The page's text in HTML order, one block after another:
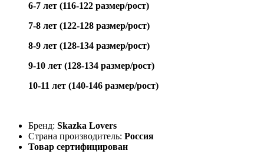
6-7 лет (116-122 размер/рост)
7-8 лет (122-128 размер/рост)
8-9 лет (128-134 размер/рост)
9-10 лет (128-134 размер/рост)
10-11 лет (140-146 размер/рост)
Бренд: Skazka Lovers
Страна производитель: Россия
Товар сертифицирован